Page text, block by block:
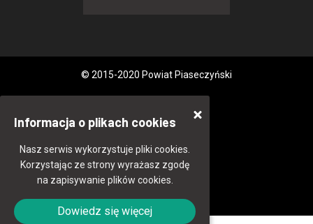
© 2015-2020 Powiat Piaseczyński
Informacja o plikach cookies
Nasz serwis wykorzystuje pliki cookies.
Korzystając ze strony wyrażasz zgodę
na zapisywanie plików cookies.
Dowiedz się więcej